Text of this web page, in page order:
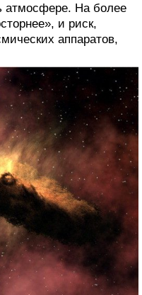
атмосфере. На более
и риск,
аппаратов,